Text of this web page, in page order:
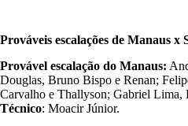
Prováveis escalações de Manaus x
Provável escalação do Manaus:
Douglas, Bruno Bispo e Renan;
Carvalho e Thallyson; Gabriel Lima,
Técnico: Moacir Júnior.